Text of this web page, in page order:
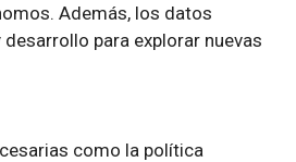
Además, los datos
para explorar nuevas
como la política